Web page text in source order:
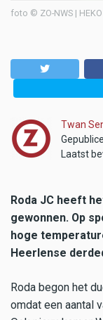
foto © ZO-NWS |
Twan
Laatst
Roda JC heeft
gewonnen. Op
hoge
Heerlense
Roda begon het
omdat een aantal